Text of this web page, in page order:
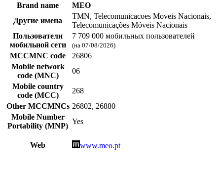
Brand name
MEO
Другие имена
TMN, Telecomunicacoes Moveis Nacionais,
Telecomunicações Móveis Nacionais
Пользователи
мобильной сети
7 709 000 мобильных пользователей
(на 07/08/2026)
MCCMNC code
26806
Mobile network
code (MNC)
06
Mobile country
code (MCC)
268
Other MCCMNCs 26802, 26880
Mobile Number
Portability (MNP)
Yes
Web www.meo.pt